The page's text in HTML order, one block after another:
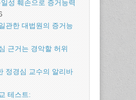
성 훼손으로 증거능력
관한 대법원의 증거능
근거는 경악할 허위
정경심 교수의 알리바
테스트: